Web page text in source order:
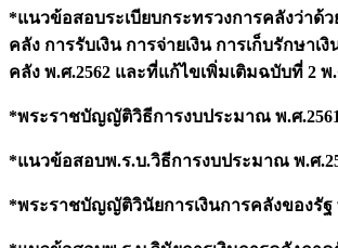
*แนวข้อสอบระเบียบกระทรวงการคลังว่าด้ว
คลัง การรับเงิน การจ่ายเงิน การเก็บรักษาเ
คลัง พ.ศ.2562 และที่แก้ไขเพิ่มเติมฉบับที่ 2 พ.
*พระราชบัญญัติวิธีการงบประมาณ พ.ศ.2561
*แนวข้อสอบพ.ร.บ.วิธีการงบประมาณ พ.ศ
*พระราชบัญญัติวินัยการเงินการคลังของรัฐ